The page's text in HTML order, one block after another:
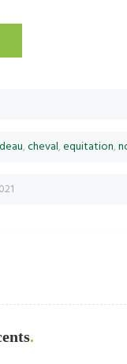
,cheval,equitation,